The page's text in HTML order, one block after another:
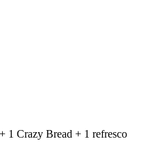
Crazy Bread + 1 refresco